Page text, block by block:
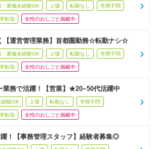
・業種未経験OK 上場 転勤なし 学歴不問
歓迎 女性のおしごと掲載中
【運営管理業務】首都圏勤務☆転勤ナシ☆
・業種未経験OK 上場 転勤なし 学歴不問
歓迎 女性のおしごと掲載中
業務で活躍！【営業】★20~50代活躍中
経験OK 上場 転勤なし 学歴不問
歓迎 女性のおしごと掲載中
！【事務管理スタッフ】経験者募集◎